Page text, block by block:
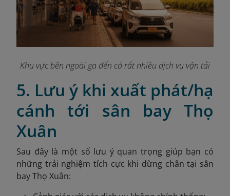
Khu vực bên ngoài ga đến có rất nhiều dịch vụ vận tải
5. Lưu ý khi xuất phát/hạ
cánh tới sân bay Thọ
Xuân
Sau đây là một số lưu ý quan trọng giúp bạn có
những trải nghiệm tích cực khi dừng chân tại sân
bay Thọ Xuân: